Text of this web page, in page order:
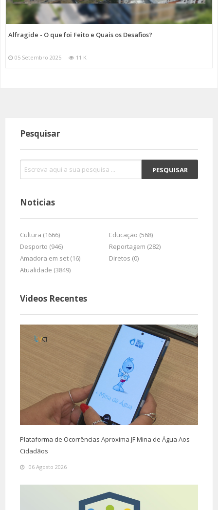
Alfragide - O que foi Feito e Quais os Desafios?
05 Setembro 2025 11 K
Pesquisar
Noticias
Cultura (1666)
Educação (568)
Desporto (946)
Reportagem (282)
Amadora em set (16)
Diretos (0)
Atualidade (3849)
Videos Recentes
Plataforma de Ocorrências Aproxima JF Mina de Água Aos
Cidadãos
06 Agosto 2026